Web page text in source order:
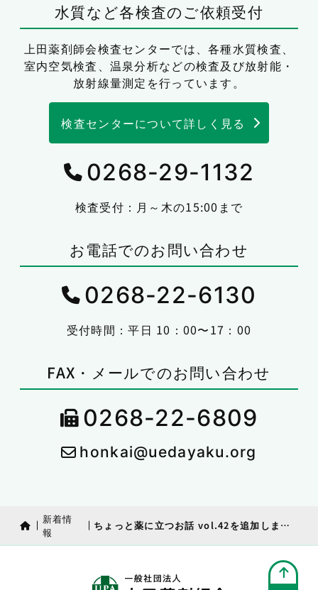
水質など各検査のご依頼受付
上田薬剤師会検査センターでは、各種水質検査、
室内空気検査、温泉分析などの検査及び放射能・
放射線量測定を行っています。
検査センターについて詳しく見る
0268-29-1132
検査受付：月～木の15:00まで
お電話でのお問い合わせ
0268-22-6130
受付時間：平日 10：00〜17：00
FAX・メールでのお問い合わせ
0268-22-6809
honkai@uedayaku.org
新着情
報
ちょっと薬に立つお話 vol.42を追加しました